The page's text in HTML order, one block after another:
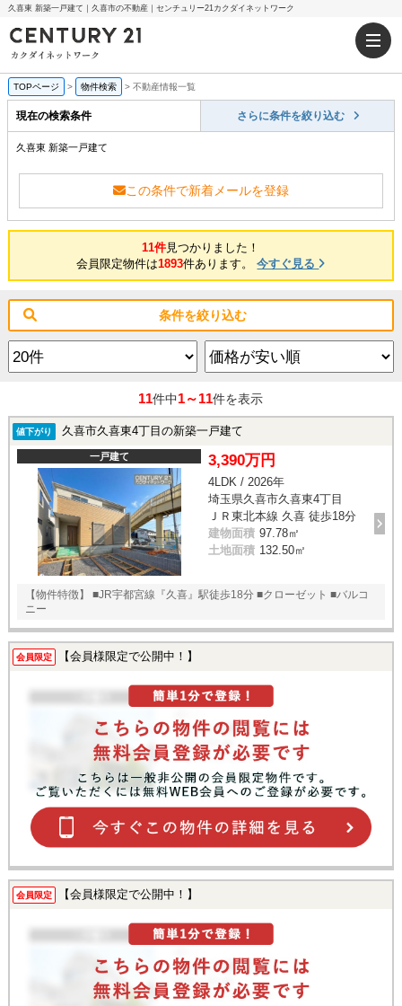
久喜東 新築一戸建て｜久喜市の不動産｜センチュリー21カクダイネットワーク
TOPページ > 物件検索 > 不動産情報一覧
現在の検索条件 さらに条件を絞り込む
久喜東 新築一戸建て
この条件で新着メールを登録
11件見つかりました！
会員限定物件は1893件あります。今すぐ見る
条件を絞り込む
11件中1～11件を表示
値下がり 久喜市久喜東4丁目の新築一戸建て
一戸建て 3,390万円
4LDK / 2026年
埼玉県久喜市久喜東4丁目
ＪＲ東北本線 久喜 徒歩18分
建物面積 97.78㎡
土地面積 132.50㎡
【物件特徴】 ■JR宇都宮線『久喜』駅徒歩18分 ■クローゼット ■バルコ
ニー
会員限定 【会員様限定で公開中！】
会員限定 【会員様限定で公開中！】